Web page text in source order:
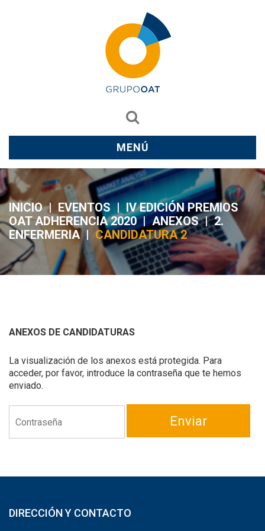
MENÚ
INICIO | EVENTOS | IV EDICIÓN PREMIOS
OAT ADHERENCIA 2020 | ANEXOS | 2.
ENFERMERIA | CANDIDATURA 2
ANEXOS DE CANDIDATURAS
La visualización de los anexos está protegida. Para
acceder, por favor, introduce la contraseña que te hemos
enviado.
Enviar
DIRECCIÓN Y CONTACTO